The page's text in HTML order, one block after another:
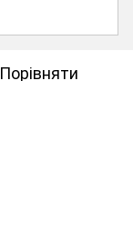
Порівняти